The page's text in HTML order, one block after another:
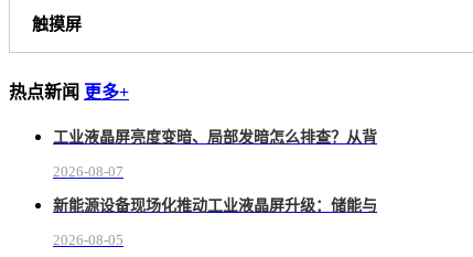
触摸屏
热点新闻 更多+
工业液晶屏亮度变暗、局部发暗怎么排查？从背
2026-08-07
新能源设备现场化推动工业液晶屏升级：储能与
2026-08-05